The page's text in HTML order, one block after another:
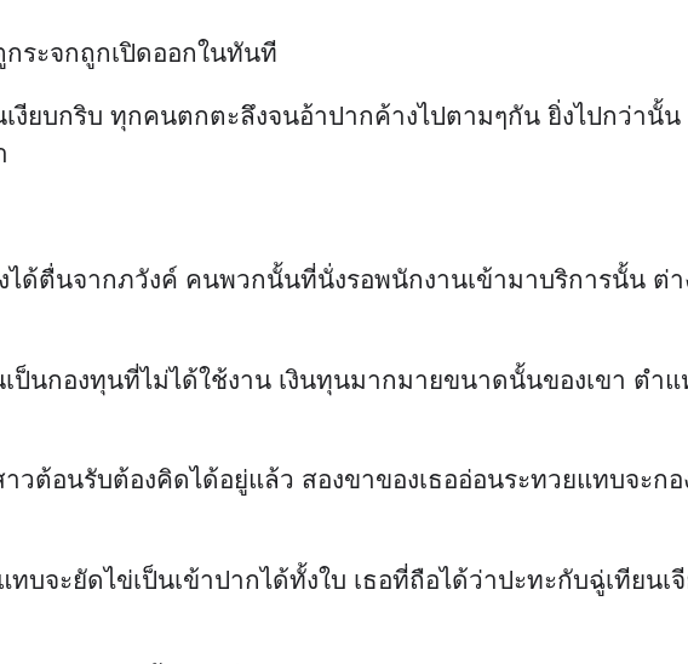
ระจกถูกเปิดออกในทันที
งียบกริบ ทุกคนตกตะลึงจนอ้าปากค้างไปตามๆกัน ยิ่งไปกว่านั้
ได้ตื่นจากภวังค์ คนพวกนั้นที่นั่งรอพนักงานเข้ามาบริการนั้น ต่
นกองทุนที่ไม่ได้ใช้งาน เงินทุนมากมายขนาดนั้นของเขา ตำแ
ต้อนรับต้องคิดได้อยู่แล้ว สองขาของเธออ่อนระทวยแทบจะกอ
จะยัดไข่เป็นเข้าปากได้ทั้งใบ เธอที่ถือได้ว่าปะทะกับฉู่เทียนเ